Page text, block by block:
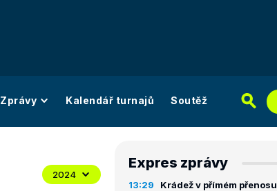
Zprávy Kalendář turnajů Soutěž
2024
Expres zprávy
13:29 Krádež v přímém přenosu